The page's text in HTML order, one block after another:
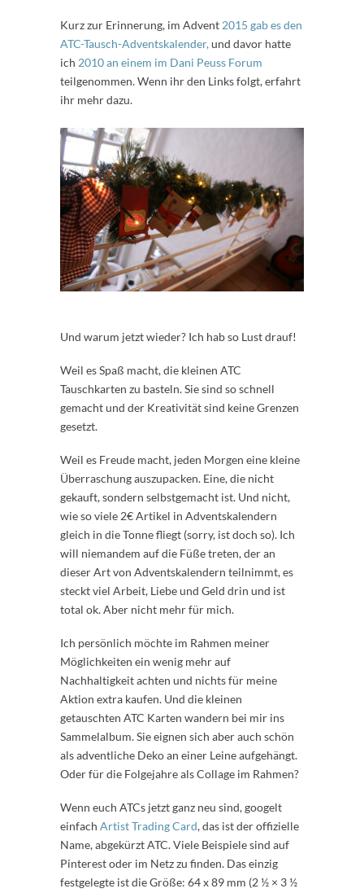
Kurz zur Erinnerung, im Advent 2015 gab es den
ATC-Tausch-Adventskalender,und davor hatte
ich 2010 an einem im Dani Peuss Forum
teilgenommen. Wenn ihr den Links folgt, erfahrt
ihr mehr dazu.
Und warum jetzt wieder? Ich hab so Lust drauf!
Weil es Spaß macht, die kleinen ATC
Tauschkarten zu basteln. Sie sind so schnell
gemacht und der Kreativität sind keine Grenzen
gesetzt.
Weil es Freude macht, jeden Morgen eine kleine
Überraschung auszupacken. Eine, die nicht
gekauft, sondern selbstgemacht ist. Und nicht,
wie so viele 2€ Artikel in Adventskalendern
gleich in die Tonne fliegt (sorry, ist doch so). Ich
will niemandem auf die Füße treten, der an
dieser Art von Adventskalendern teilnimmt, es
steckt viel Arbeit, Liebe und Geld drin und ist
total ok. Aber nicht mehr für mich.
Ich persönlich möchte im Rahmen meiner
Möglichkeiten ein wenig mehr auf
Nachhaltigkeit achten und nichts für meine
Aktion extra kaufen. Und die kleinen
getauschten ATC Karten wandern bei mir ins
Sammelalbum. Sie eignen sich aber auch schön
als adventliche Deko an einer Leine aufgehängt.
Oder für die Folgejahre als Collage im Rahmen?
Wenn euch ATCs jetzt ganz neu sind, googelt
einfach Artist Trading Card, das ist der offizielle
Name, abgekürzt ATC. Viele Beispiele sind auf
Pinterest oder im Netz zu finden. Das einzig
festgelegte ist die Größe: 64 x 89 mm (2 ½ × 3 ½